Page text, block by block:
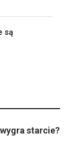
są
starcie?